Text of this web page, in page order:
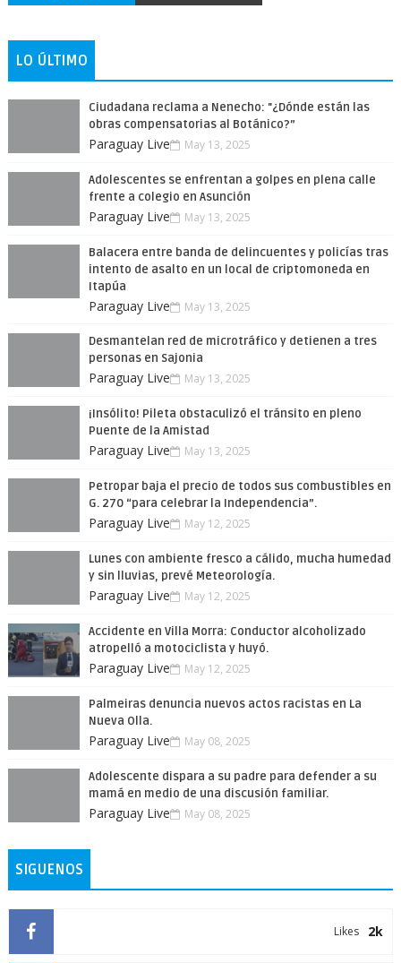
LO ÚLTIMO
Ciudadana reclama a Nenecho: "¿Dónde están las
obras compensatorias al Botánico?”
Paraguay Live May 13, 2025
Adolescentes se enfrentan a golpes en plena calle
frente a colegio en Asunción
Paraguay Live May 13, 2025
Balacera entre banda de delincuentes y policías tras
intento de asalto en un local de criptomoneda en
Itapúa
Paraguay Live May 13, 2025
Desmantelan red de microtráfico y detienen a tres
personas en Sajonia
Paraguay Live May 13, 2025
¡Insólito! Pileta obstaculizó el tránsito en pleno
Puente de la Amistad
Paraguay Live May 13, 2025
Petropar baja el precio de todos sus combustibles en
G. 270 “para celebrar la Independencia”.
Paraguay Live May 12, 2025
Lunes con ambiente fresco a cálido, mucha humedad
y sin lluvias, prevé Meteorología.
Paraguay Live May 12, 2025
Accidente en Villa Morra: Conductor alcoholizado
atropelló a motociclista y huyó.
Paraguay Live May 12, 2025
Palmeiras denuncia nuevos actos racistas en La
Nueva Olla.
Paraguay Live May 08, 2025
Adolescente dispara a su padre para defender a su
mamá en medio de una discusión familiar.
Paraguay Live May 08, 2025
SIGUENOS
2k
Likes